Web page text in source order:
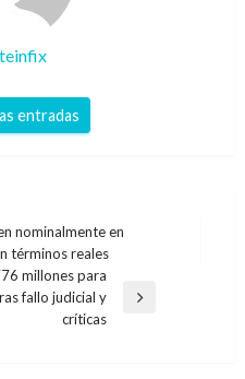
entradas
nominalmente en
términos reales
millones para
fallo judicial y
críticas